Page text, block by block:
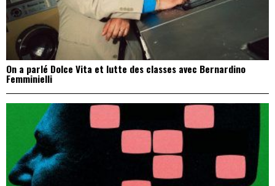
On a parlé Dolce Vita et lutte des classes avec Bernardino
Femminielli